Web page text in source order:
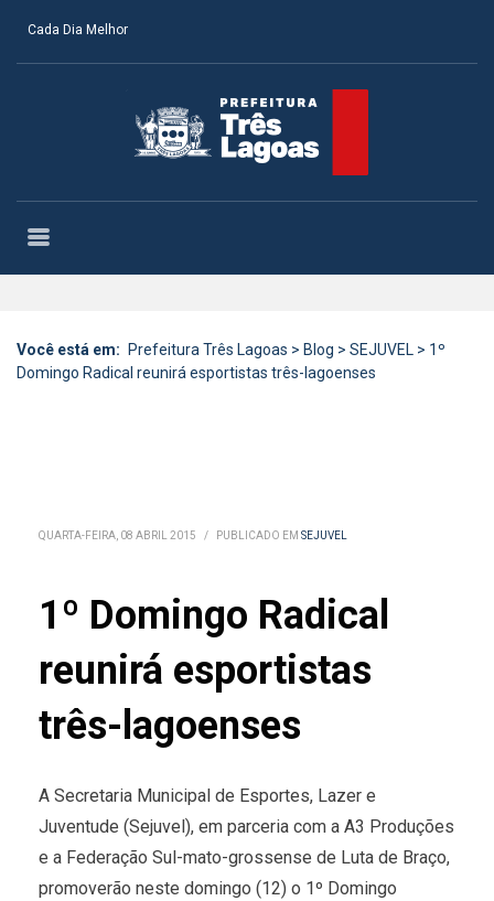
Cada Dia Melhor
Você está em: Prefeitura Três Lagoas > Blog > SEJUVEL > 1º
Domingo Radical reunirá esportistas três-lagoenses
QUARTA-FEIRA, 08 ABRIL 2015 / PUBLICADO EM SEJUVEL
1º Domingo Radical
reunirá esportistas
três-lagoenses
A Secretaria Municipal de Esportes, Lazer e
Juventude (Sejuvel), em parceria com a A3 Produções
e a Federação Sul-mato-grossense de Luta de Braço,
promoverão neste domingo (12) o 1º Domingo